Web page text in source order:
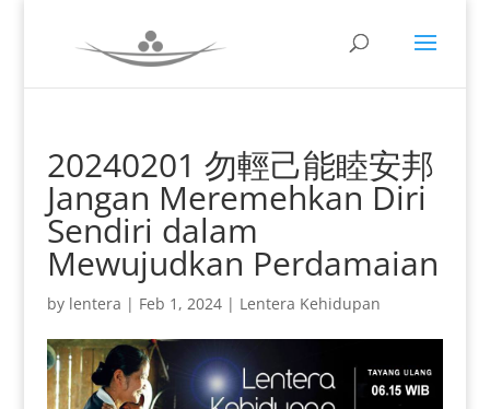
20240201 勿輕己能睦安邦
Jangan Meremehkan Diri
Sendiri dalam
Mewujudkan Perdamaian
by lentera | Feb 1, 2024| Lentera Kehidupan